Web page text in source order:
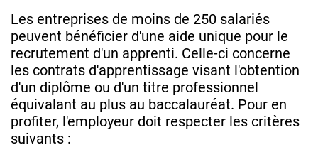
Les entreprises de moins de 250 salariés
peuvent bénéficier d'une aide unique pour le
recrutement d'un apprenti. Celle-ci concerne
les contrats d'apprentissage visant l'obtention
d'un diplôme ou d'un titre professionnel
équivalant au plus au baccalauréat. Pour en
profiter, l'employeur doit respecter les critères
suivants :